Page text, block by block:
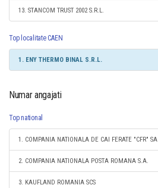
13. STANCOM TRUST 2002 S.R.L.
Top localitate CAEN
1. ENY THERMO BINAL S.R.L.
Numar angajati
Top national
1. COMPANIA NATIONALA DE CAI FERATE "CFR" SA
2. COMPANIA NATIONALA POSTA ROMANA S.A.
3. KAUFLAND ROMANIA SCS